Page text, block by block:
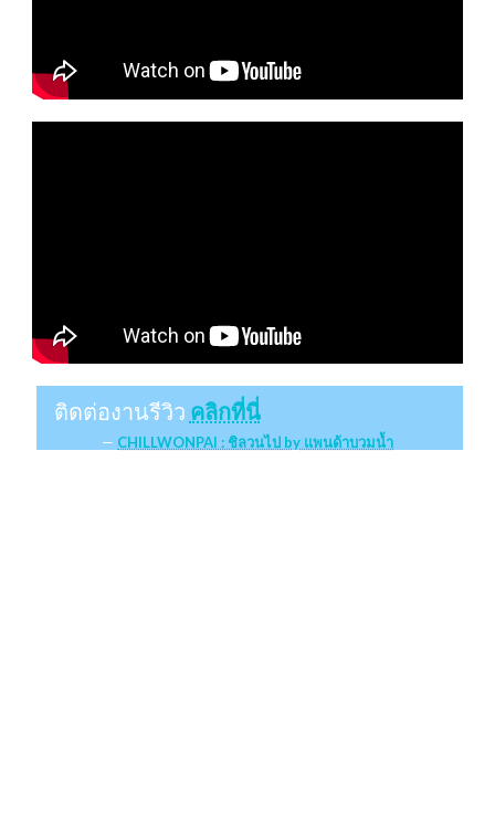
ติดต่องานรีวิว คลิกที่นี่
CHILLWONPAI : ชิลวนไป by แพนด้าบวมน้ำ